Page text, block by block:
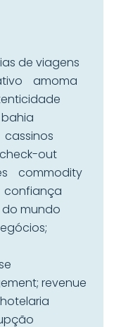
de viagens
amoma
bahia
cassinos
check-out
commodity
confiança
mundo
revenue